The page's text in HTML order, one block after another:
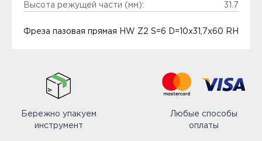
Высота режущей части (мм):
31.7
Фреза пазовая прямая HW Z2 S=6 D=10x31,7x60 RH
Бережно упакуем
инструмент
Любые способы
оплаты